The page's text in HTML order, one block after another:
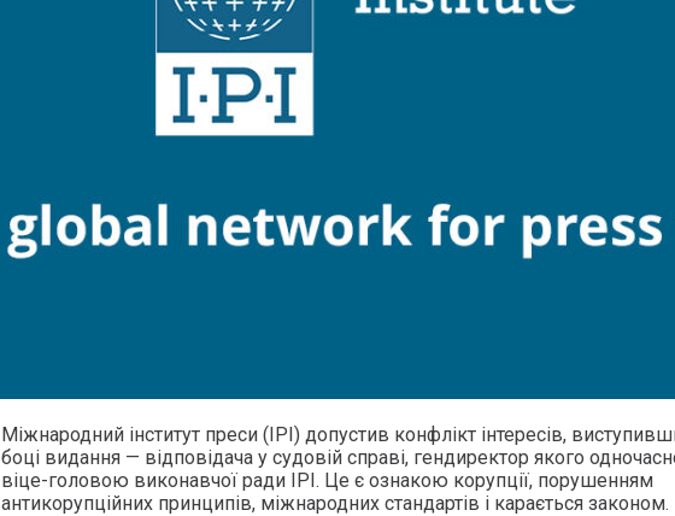
Міжнародний інститут преси (IPI) допустив конфлікт інтересів,
боці видання — відповідача у судовій справі, гендиректор якого
віце-головою виконавчої ради IPI. Це є ознакою корупції, порушенням
антикорупційних принципів, міжнародних стандартів і карається законом.